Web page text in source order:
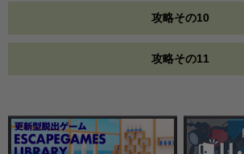
攻略その10
攻略その11